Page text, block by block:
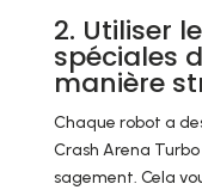
2. Utiliser
spéciales
manière
Chaque robot a
Crash Arena
sagement. Cela